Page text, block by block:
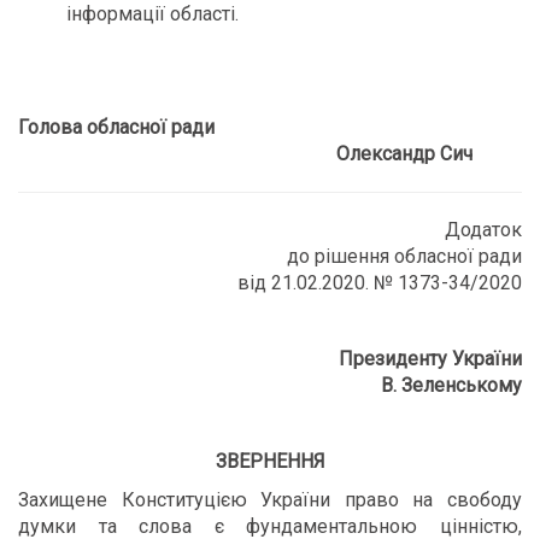
інформації області.
Голова обласної ради
Олександр Сич
Додаток
до рішення обласної ради
від 21.02.2020. № 1373-34/2020
Президенту України
В. Зеленському
ЗВЕРНЕННЯ
Захищене Конституцією України право на свободу
думки та слова є фундаментальною цінністю,